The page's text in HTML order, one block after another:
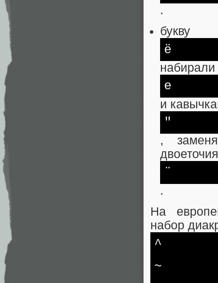
.
букву
ё
набирали
е
и
"
,
двоеточия
¨
.
На
набор
^
~